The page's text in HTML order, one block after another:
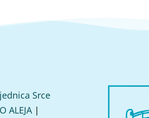
Srce
ALEJA|